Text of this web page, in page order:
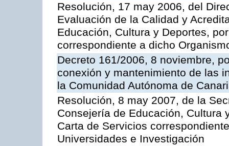
Resolución, 17 may 2006, del
Evaluación de la Calidad y
Educación, Cultura y Deportes,
correspondiente a dicho
Decreto 161/2006, 8 noviembre,
conexión y mantenimiento de las
la Comunidad Autónoma de
Resolución, 8 may 2007, de la
Consejería de Educación, Cultura
Carta de Servicios
Universidades e Investigación